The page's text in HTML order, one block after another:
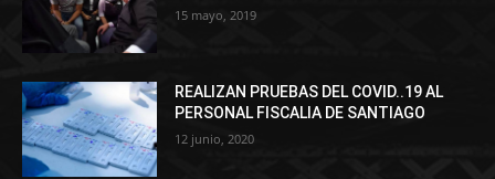
15 mayo, 2019
REALIZAN PRUEBAS DEL COVID..19 AL
PERSONAL FISCALIA DE SANTIAGO
12 junio, 2020